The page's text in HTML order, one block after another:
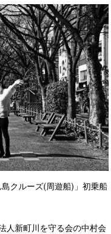
クルーズ(周遊船)」初乗船
人新町川を守る会の中村会